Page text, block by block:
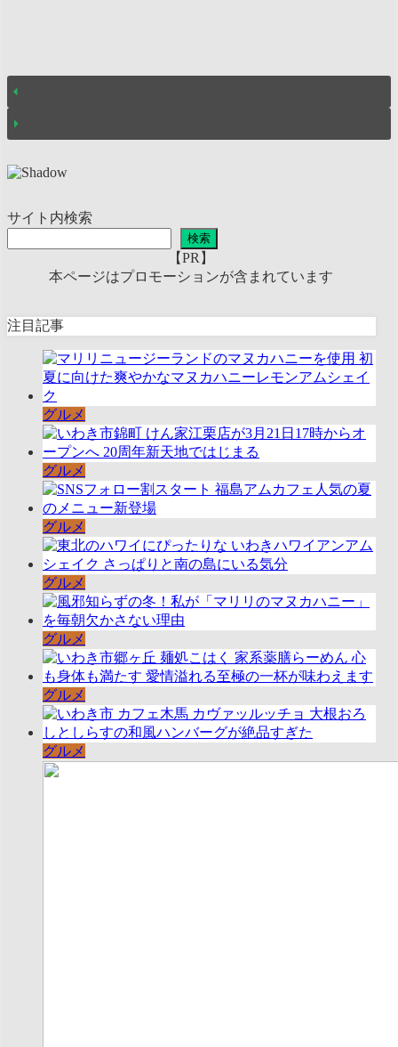
サイト内検索
検索
【PR】
本ページはプロモーションが含まれています
注目記事
グルメ
グルメ
グルメ
グルメ
グルメ
グルメ
グルメ